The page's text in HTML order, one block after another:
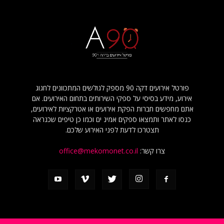
פורטל אירועים דקה 90 מספק לגולשים המתכוונים לחגוג
אירוע, מידע בסיסי על ספקי השירותים בתחום האירועים. אם
אתם מחפשים חברות הפקת אירועים או אטרקציות לאירועים,
כנסו לאתר ותמצאו ספקים אמינ ים וכמו כן טיפים שכנראה
תצטרכו לדעת לפני האירוע שלכם.
צרו קשר: office@mekomonet.co.il